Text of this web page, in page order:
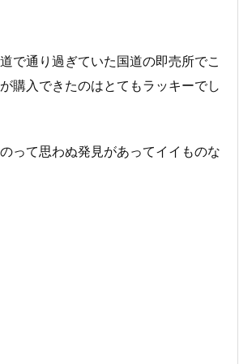
で通り過ぎていた国道の即売所でこ
購入できたのはとてもラッキーでし
って思わぬ発見があってイイものな